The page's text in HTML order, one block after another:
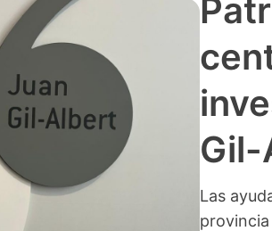
Las